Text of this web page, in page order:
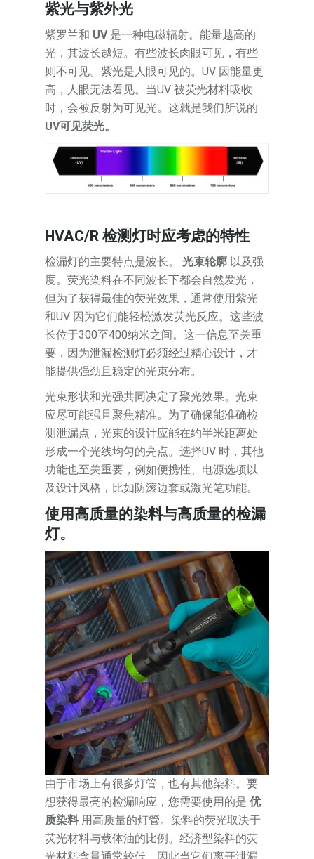
紫光与紫外光
紫罗兰和 UV是一种电磁辐射。能量越高的
光，其波长越短。有些波长肉眼可见，有些
则不可见。紫光是人眼可见的。UV 因能量更
高，人眼无法看见。当UV 被荧光材料吸收
时，会被反射为可见光。这就是我们所说的
UV可见荧光。
HVAC/R 检测灯时应考虑的特性
检漏灯的主要特点是波长。光束轮廓 以及强
度。荧光染料在不同波长下都会自然发光，
但为了获得最佳的荧光效果，通常使用紫光
和UV 因为它们能轻松激发荧光反应。这些波
长位于300至400纳米之间。这一信息至关重
要，因为泄漏检测灯必须经过精心设计，才
能提供强劲且稳定的光束分布。
光束形状和光强共同决定了聚光效果。光束
应尽可能强且聚焦精准。为了确保能准确检
测泄漏点，光束的设计应能在约半米距离处
形成一个光线均匀的亮点。选择UV 时，其他
功能也至关重要，例如便携性、电源选项以
及设计风格，比如防滚边套或激光笔功能。
使用高质量的染料与高质量的检漏
灯。
由于市场上有很多灯管，也有其他染料。要
想获得最亮的检漏响应，您需要使用的是优
质染料 用高质量的灯管。染料的荧光取决于
荧光材料与载体油的比例。经济型染料的荧